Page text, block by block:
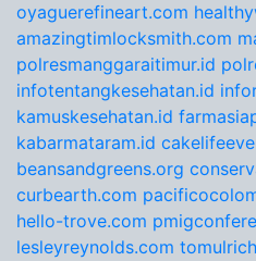
oyaguerefineart.com
amazingtimlocksmith.com
polresmanggaraitimur.id
infotentangkesehatan.id
kamuskesehatan.id
kabarmataram.id
beansandgreens.org
curbearth.com
hello-trove.com
lesleyreynolds.com